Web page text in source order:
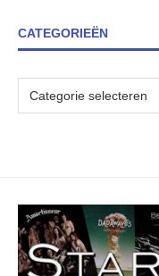
CATEGORIEËN